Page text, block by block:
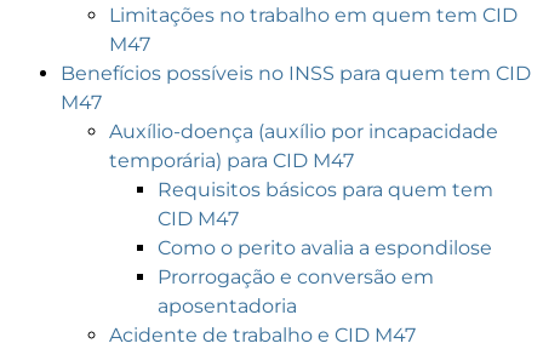
Limitações no trabalho em quem tem CID
M47
Benefícios possíveis no INSS para quem tem CID
M47
Auxílio-doença (auxílio por incapacidade
temporária) para CID M47
Requisitos básicos para quem tem
CID M47
Como o perito avalia a espondilose
Prorrogação e conversão em
aposentadoria
Acidente de trabalho e CID M47